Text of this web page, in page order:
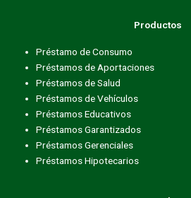
Productos
Préstamo de Consumo
Préstamos de Aportaciones
Préstamos de Salud
Préstamos de Vehículos
Préstamos Educativos
Préstamos Garantizados
Préstamos Gerenciales
Préstamos Hipotecarios